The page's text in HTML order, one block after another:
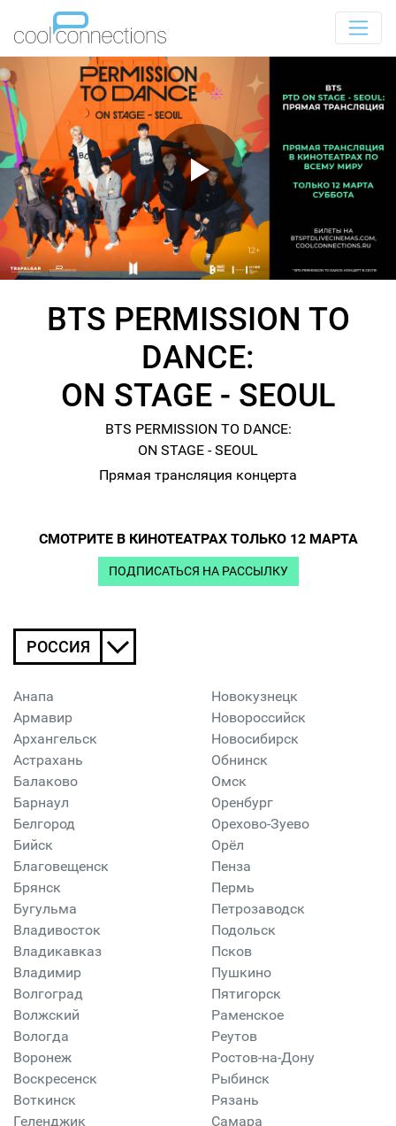
BTS PERMISSION TO
DANCE:
ON STAGE - SEOUL
BTS PERMISSION TO DANCE:
ON STAGE - SEOUL
Прямая трансляция концерта
СМОТРИТЕ В КИНОТЕАТРАХ ТОЛЬКО 12 МАРТА
ПОДПИСАТЬСЯ НА РАССЫЛКУ
РОССИЯ
Анапа
Армавир
Архангельск
Астрахань
Балаково
Барнаул
Белгород
Бийск
Благовещенск
Брянск
Бугульма
Владивосток
Владикавказ
Владимир
Волгоград
Волжский
Вологда
Воронеж
Воскресенск
Воткинск
Геленджик
Новокузнецк
Новороссийск
Новосибирск
Обнинск
Омск
Оренбург
Орехово-Зуево
Орёл
Пенза
Пермь
Петрозаводск
Подольск
Псков
Пушкино
Пятигорск
Раменское
Реутов
Ростов-на-Дону
Рыбинск
Рязань
Самара